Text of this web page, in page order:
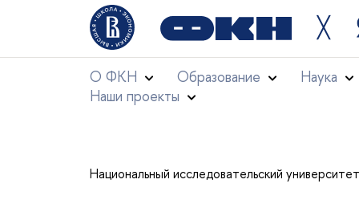
╳
О ФКН Образование
Наука
Наши проекты
Национальный исследовательский